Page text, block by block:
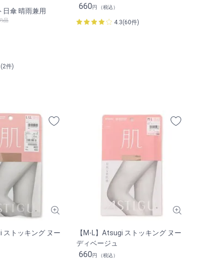
日傘 晴雨兼用
品
件)
660円 （税込）
4.3(60件)
ストッキング ヌー
【M-L】Atsugi ストッキング ヌー
ディベージュ
660円 （税込）